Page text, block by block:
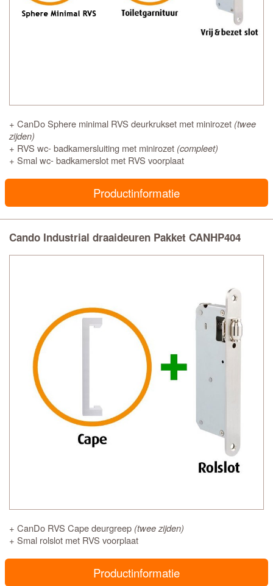
+ CanDo Sphere minimal RVS deurkrukset met minirozet (twee
zijden)
+ RVS wc- badkamersluiting met minirozet (compleet)
+ Smal wc- badkamerslot met RVS voorplaat
Productinformatie
Cando Industrial draaideuren Pakket CANHP404
+ CanDo RVS Cape deurgreep (twee zijden)
+ Smal rolslot met RVS voorplaat
Productinformatie